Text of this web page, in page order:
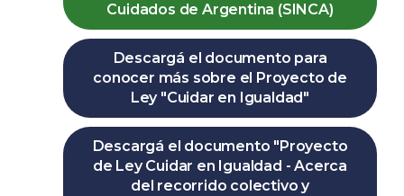
Cuidados de Argentina (SINCA)
Descargá el documento para
conocer más sobre el Proyecto de
Ley "Cuidar en Igualdad"
Descargá el documento "Proyecto
de Ley Cuidar en Igualdad - Acerca
del recorrido colectivo y